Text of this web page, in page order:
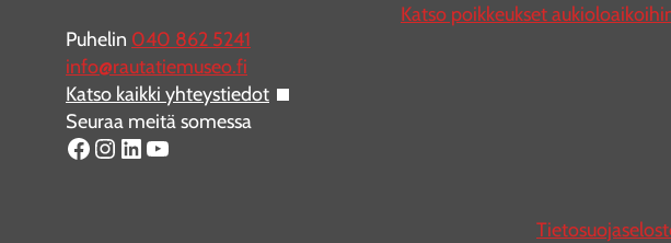
Puhelin 040 862 5241
info@rautatiemuseo.fi
Katso kaikki yhteystiedot
Seuraa meitä somessa
Facebook Instagram LinkedIn YouTube
Katso poikkeukset